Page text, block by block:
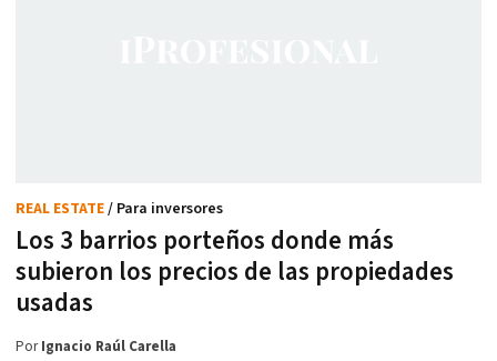
Los 3 barrios porteños donde más
subieron los precios de las propiedades
usadas
REAL ESTATE/ Para inversores
PorIgnacio Raúl Carella